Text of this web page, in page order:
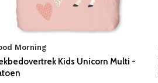
Morning
Kids Unicorn Multi -